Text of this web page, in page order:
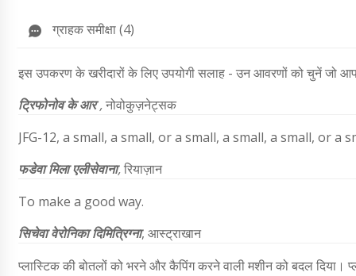
ग्राहक समीक्षा (4)
इस उपकरण के खरीदारों के लिए उपयोगी सलाह - उन आवरणों को चुनें जो
ट्रिफोनोव के आर,नोवोकुज़नेट्सक
JFG-12, a small, a small, or a small, a small, a small, or a
फडेवा मिला एलीसेवाना,रियाज़ान
To make a good way.
सिचेवा वेरोनिका दिमित्रिग्ना, आस्ट्राखान
प्लास्टिक की बोतलों को भरने और कैपिंग करने वाली मशीन को बदल